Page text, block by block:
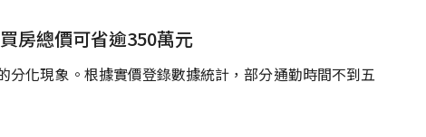
房總價可省逾350萬元
分化現象。根據實價登錄數據統計，部分通勤時間不到五